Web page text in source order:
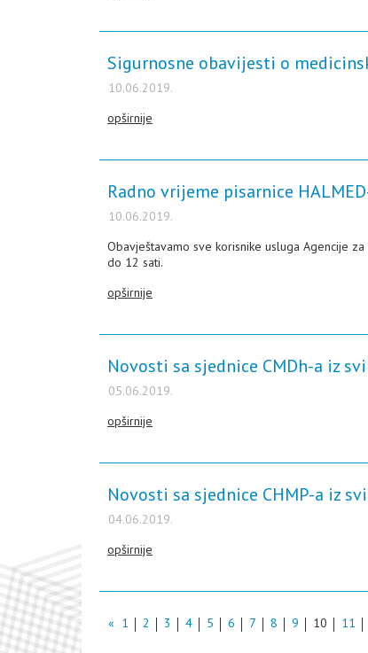
Sigurnosne obavijesti o
10.06.2019.
opširnije
Radno vrijeme pisarnice
10.06.2019.
Obavještavamo sve korisnike usluga Agencije
do 12 sati.
opširnije
Novosti sa sjednice CMDh-a iz
05.06.2019.
opširnije
Novosti sa sjednice CHMP-a iz
04.06.2019.
opširnije
« 1 2 3 4 5 6 7 8 9 10 11